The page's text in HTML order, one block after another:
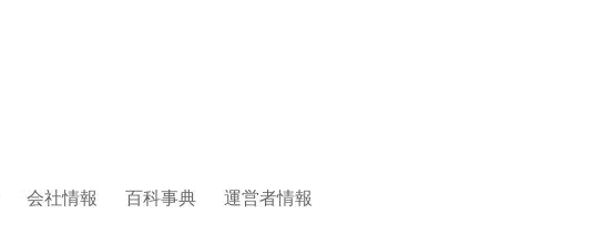
会社情報 百科事典 運営者情報